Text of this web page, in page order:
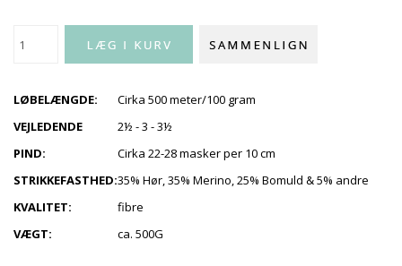
LØBELÆNGDE:
VEJLEDENDE
PIND:
STRIKKEFASTHED:
KVALITET:
VÆGT:
Cirka 500 meter/100 gram
2½ - 3 - 3½
Cirka 22-28 masker per 10 cm
35% Hør, 35% Merino, 25% Bomuld & 5% andre
fibre
ca. 500G